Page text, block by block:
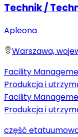
Technik /
Apleona
Warszawa,
Facility
Produkcja i
Facility
Produkcja i
część etatu